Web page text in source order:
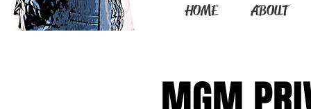
HOME ABOUT